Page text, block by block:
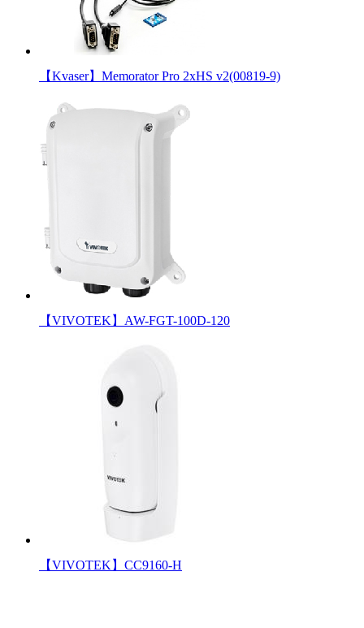
【Kvaser】Memorator Pro 2xHS v2(00819-9)
【VIVOTEK】AW-FGT-100D-120
【VIVOTEK】CC9160-H